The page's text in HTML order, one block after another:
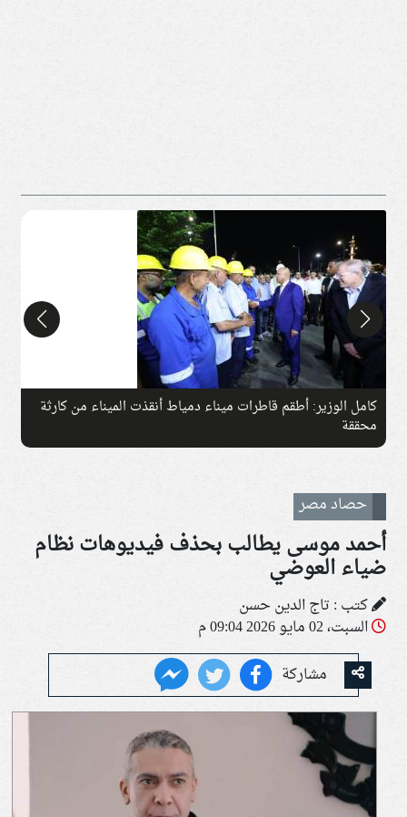
كامل الوزير: أطقم قاطرات ميناء دمياط أنقذت الميناء من كارثة
محققة
حصاد مصر
أحمد موسى يطالب بحذف فيديوهات نظام
ضياء العوضي
كتب : تاج الدين حسن
السبت، 02 مايو 2026 09:04 م
مشاركة